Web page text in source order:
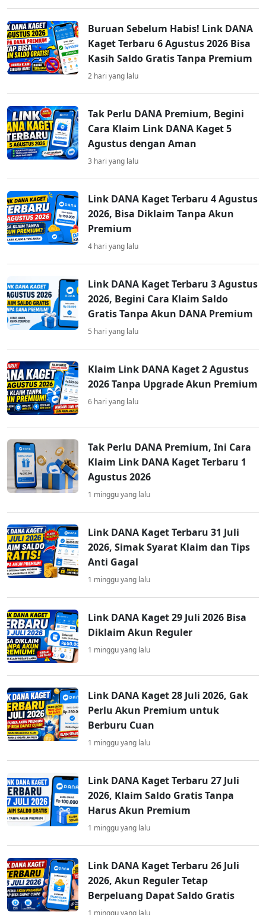
Buruan Sebelum Habis! Link DANA
Kaget Terbaru 6 Agustus 2026 Bisa
Kasih Saldo Gratis Tanpa Premium
2 hari yang lalu
Tak Perlu DANA Premium, Begini
Cara Klaim Link DANA Kaget 5
Agustus dengan Aman
3 hari yang lalu
Link DANA Kaget Terbaru 4 Agustus
2026, Bisa Diklaim Tanpa Akun
Premium
4 hari yang lalu
Link DANA Kaget Terbaru 3 Agustus
2026, Begini Cara Klaim Saldo
Gratis Tanpa Akun DANA Premium
5 hari yang lalu
Klaim Link DANA Kaget 2 Agustus
2026 Tanpa Upgrade Akun Premium
6 hari yang lalu
Tak Perlu DANA Premium, Ini Cara
Klaim Link DANA Kaget Terbaru 1
Agustus 2026
1 minggu yang lalu
Link DANA Kaget Terbaru 31 Juli
2026, Simak Syarat Klaim dan Tips
Anti Gagal
1 minggu yang lalu
Link DANA Kaget 29 Juli 2026 Bisa
Diklaim Akun Reguler
1 minggu yang lalu
Link DANA Kaget 28 Juli 2026, Gak
Perlu Akun Premium untuk
Berburu Cuan
1 minggu yang lalu
Link DANA Kaget Terbaru 27 Juli
2026, Klaim Saldo Gratis Tanpa
Harus Akun Premium
1 minggu yang lalu
Link DANA Kaget Terbaru 26 Juli
2026, Akun Reguler Tetap
Berpeluang Dapat Saldo Gratis